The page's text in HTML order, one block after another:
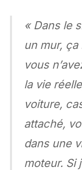
« Dans le
un mur,
vous
la vie
voiture,
attaché,
dans une
moteur. Si